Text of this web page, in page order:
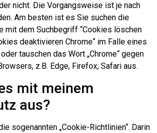
nicht. Die Vorgangsweise ist je nach
Am besten ist es Sie suchen die
mit dem Suchbegriff “Cookies löschen
deaktivieren Chrome“ im Falle eines
tauschen das Wort „Chrome“ gegen
z.B. Edge, Firefox, Safari aus.
mit meinem
aus?
sogenannten „Cookie-Richtlinien“. Darin